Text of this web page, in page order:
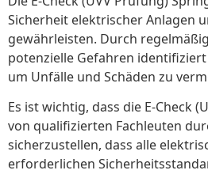
Sicherheit elektrischer Anlagen
gewährleisten. Durch
potenzielle Gefahren
um Unfälle und Schäden zu
Es ist wichtig, dass die E-Check
von qualifizierten Fachleuten
sicherzustellen, dass alle
erforderlichen